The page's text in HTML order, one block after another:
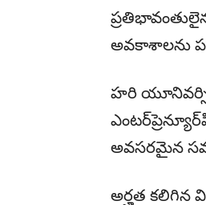
అవకాశాలను
హరి
అవసరమైన
అర్హత కలిగిన